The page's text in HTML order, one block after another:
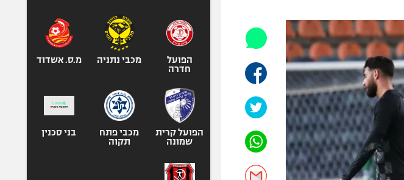
אופניים
ספורט מוטורי
כדורמים
בייסבול MLB
ספורט אתגרי
אומנויות לחימה
הפועל
חדרה
מכבי נתניה מ.ס. אשדוד
הפועל קרית
שמונה
מכבי פתח
תקוה
בני סכנין